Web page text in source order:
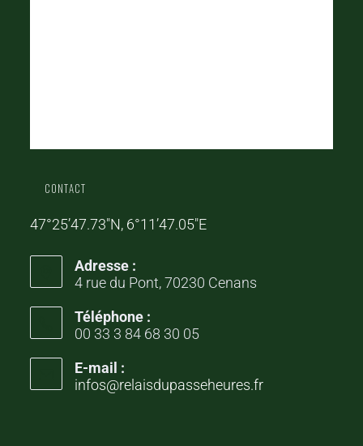
CONTACT
47°25’47.73″N, 6°11’47.05″E
Adresse :
4 rue du Pont, 70230 Cenans
Téléphone :
00 33 3 84 68 30 05
E-mail :
infos@relaisdupasseheures.fr